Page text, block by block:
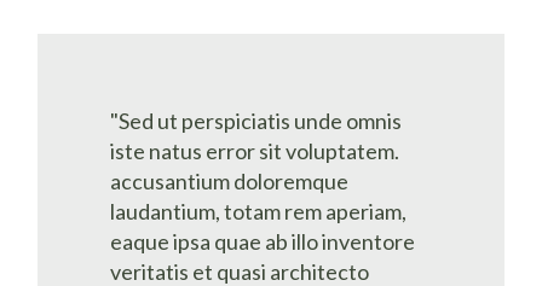
"Sed ut perspiciatis unde omnis
iste natus error sit voluptatem.
accusantium doloremque
laudantium, totam rem aperiam,
eaque ipsa quae ab illo inventore
veritatis et quasi architecto